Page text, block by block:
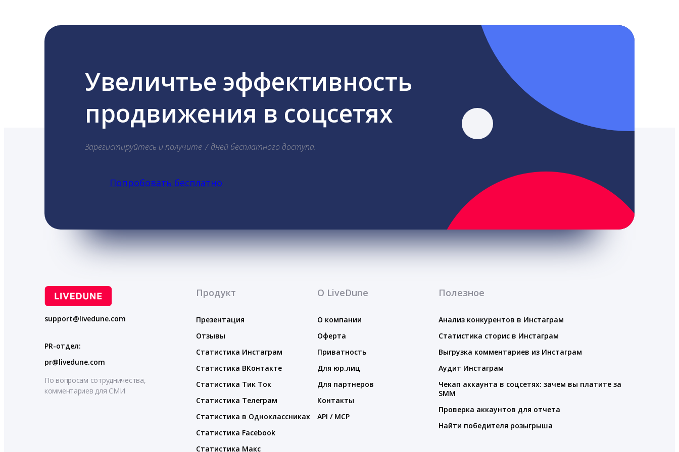
Увеличтье эффективность
продвижения в соцсетях
Зарегистируйтесь и получите 7 дней бесплатного доступа.
Попробовать бесплатно
support@livedune.com
PR-отдел:
pr@livedune.com
По вопросам сотрудничества,
комментариев для СМИ
Продукт
Презентация
Отзывы
Статистика Инстаграм
Статистика ВКонтакте
Статистика Тик Ток
Статистика Телеграм
Статистика в Одноклассниках
Статистика Facebook
Статистика Макс
О LiveDune
О компании
Оферта
Приватность
Для юр.лиц
Для партнеров
Контакты
API / MCP
Полезное
Анализ конкурентов в Инстаграм
Статистика сторис в Инстаграм
Выгрузка комментариев из Инстаграм
Аудит Инстаграм
Чекап аккаунта в соцсетях: зачем вы платите за
SMM
Проверка аккаунтов для отчета
Найти победителя розыгрыша